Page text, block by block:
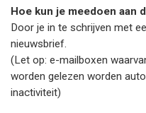
Hoe kun je meedoen aan
Door je in te schrijven met
nieuwsbrief.
(Let op: e-mailboxen
worden gelezen worden
inactiviteit)